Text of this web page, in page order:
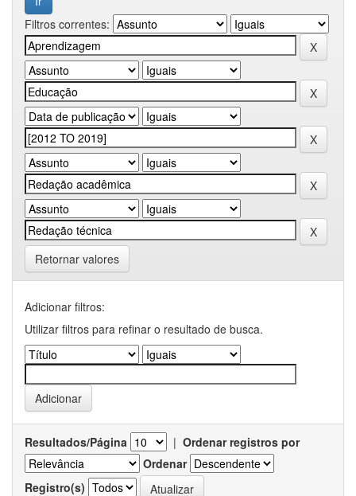
Filtros correntes:
Retornar valores
Adicionar filtros:
Utilizar filtros para refinar o resultado de busca.
Resultados/Página | Ordenar registros por
Ordenar
Registro(s)